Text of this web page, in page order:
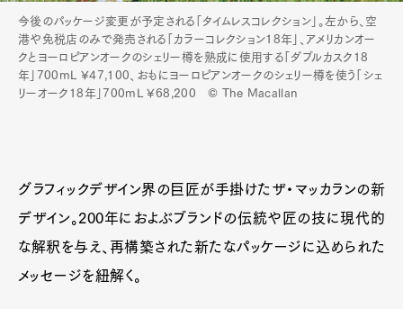
今後のパッケージ変更が予定される「タイムレスコレクション」。左から、空
港や免税店のみで発売される「カラーコレクション18年」、アメリカンオー
クとヨーロピアンオークのシェリー樽を熟成に使用する「ダブルカスク18
年」700mL ¥47,100、おもにヨーロピアンオークのシェリー樽を使う「シェ
リーオーク18年」700mL ¥68,200 © The Macallan
グラフィックデザイン界の巨匠が手掛けたザ・マッカランの新
デザイン。200年におよぶブランドの伝統や匠の技に現代的
な解釈を与え、再構築された新たなパッケージに込められた
メッセージを紐解く。